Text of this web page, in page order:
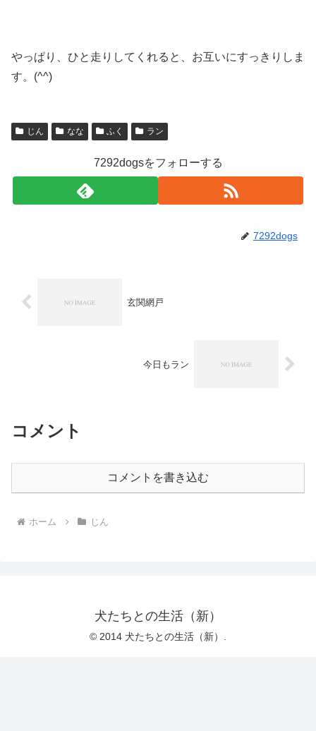
やっぱり、ひと走りしてくれると、お互いにすっきりしま
す。(^^)
じん なな ふく ラン
7292dogsをフォローする
7292dogs
玄関網戸
今日もラン
コメント
コメントを書き込む
ホーム じん
犬たちとの生活（新）
© 2014 犬たちとの生活（新）.